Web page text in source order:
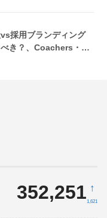
採用ブランディング
き？、Coachers・株
352,251 ↑
1,621